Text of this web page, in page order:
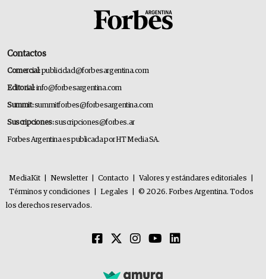
Contactos
Comercial:publicidad@forbesargentina.com
Editorial:info@forbesargentina.com
Summit:summitforbes@forbesargentina.com
Suscripciones:suscripciones@forbes.ar
Forbes Argentina es publicada por HT Media SA.
MediaKit Newsletter Contacto Valores y estándares editoriales
Términos y condiciones
Legales
© 2026. Forbes Argentina. Todos
los derechos reservados.